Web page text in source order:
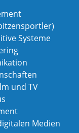
Systeme
und TV
Medien